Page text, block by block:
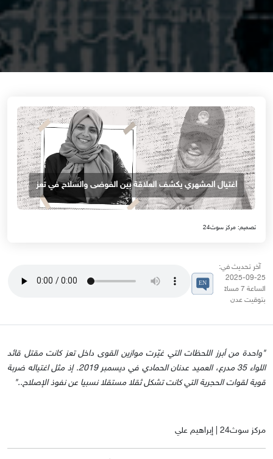
اغتيال المشهري يكشف العلاقة بين الفوضى والسلاح في تعز
تصميم: مركز سوث24
آخر تحديث في:
25-09-2025
الساعة 7 مساءً
بتوقيت عدن
"واحدة من أبرز اللحظات التي غيّرت موازين القوى داخل تعز كانت مقتل قائد
اللواء 35 مدرع، العميد عدنان الحمادي في ديسمبر 2019. إذ مثل اغتياله ضربة
قوية لقوات الحجرية التي كانت تشكل ثقلا مستقلا نسبيا عن نفوذ الإصلاح.."
مركز سوث24 | إبراهيم علي